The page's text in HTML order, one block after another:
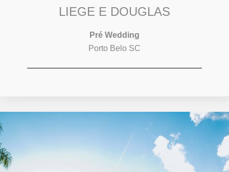
LIEGE E DOUGLAS
Pré Wedding
Porto Belo SC